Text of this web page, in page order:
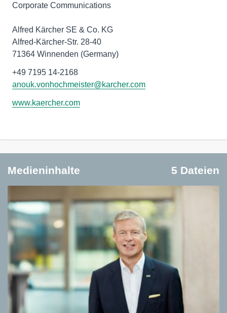
Corporate Communications
Alfred Kärcher SE & Co. KG
Alfred-Kärcher-Str. 28-40
71364 Winnenden (Germany)
anouk.vonhochmeister@karcher.com
www.kaercher.com
Medieninhalte 5 Dateien